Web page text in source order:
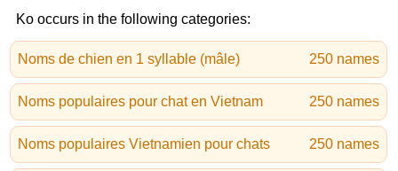
Ko occurs in the following categories:
Noms de chien en 1 syllable (mâle) 250 names
Noms populaires pour chat en Vietnam 250 names
Noms populaires Vietnamien pour chats 250 names